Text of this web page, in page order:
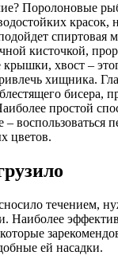
Поролоновые
красок,
спиртовая
кисточкой,
хвост –
хищника.
бисера,
простой
– воспользоваться
цветов.
течением,
Наиболее
ей насадки.